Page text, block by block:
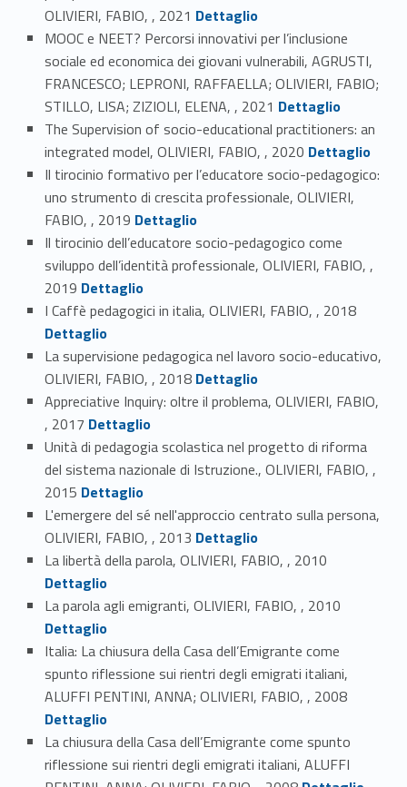
OLIVIERI, FABIO, , 2021 Link identifier #identifier_person_93966-5Dettaglio
MOOC e NEET? Percorsi innovativi per l’inclusione
sociale ed economica dei giovani vulnerabili, AGRUSTI,
FRANCESCO; LEPRONI, RAFFAELLA; OLIVIERI, FABIO;
STILLO, LISA; ZIZIOLI, ELENA, , 2021 Link identifier #identifier_person_70580-6Dettaglio
The Supervision of socio-educational practitioners: an
integrated model, OLIVIERI, FABIO, , 2020 Link identifier #identifier_person_61446-7Dettaglio
Il tirocinio formativo per l’educatore socio-pedagogico:
uno strumento di crescita professionale, OLIVIERI,
FABIO, , 2019 Link identifier #identifier_person_145154-8Dettaglio
Il tirocinio dell’educatore socio-pedagogico come
sviluppo dell’identità professionale, OLIVIERI, FABIO, ,
2019Link identifier #identifier_person_199251-9Dettaglio
I Caffè pedagogici in italia, OLIVIERI, FABIO, , 2018Link identifier #identifier_person_98890-10
Dettaglio
La supervisione pedagogica nel lavoro socio-educativo,
OLIVIERI, FABIO, , 2018Link identifier #identifier_person_124271-11Dettaglio
Appreciative Inquiry: oltre il problema, OLIVIERI, FABIO,
, 2017 Link identifier #identifier_person_104404-12
Dettaglio
Unità di pedagogia scolastica nel progetto di riforma
del sistema nazionale di Istruzione., OLIVIERI, FABIO, ,
2015 Link identifier #identifier_person_34813-13
Dettaglio
L'emergere del sé nell'approccio centrato sulla persona,
OLIVIERI, FABIO, , 2013Link identifier #identifier_person_80330-14Dettaglio
La libertà della parola, OLIVIERI, FABIO, , 2010
Dettaglio
La parola agli emigranti, OLIVIERI, FABIO, , 2010
Dettaglio
Italia: La chiusura della Casa dell’Emigrante come
spunto riflessione sui rientri degli emigrati italiani,
ALUFFI PENTINI, ANNA; OLIVIERI, FABIO, , 2008Link identifier #identifier_person_4944-17
Dettaglio
La chiusura della Casa dell’Emigrante come spunto
riflessione sui rientri degli emigrati italiani, ALUFFI
Link identifier #identifier_person_95206-18